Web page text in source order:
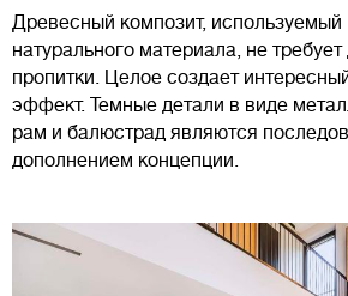
Древесный композит, используемый
натурального материала, не
пропитки. Целое создает
эффект. Темные детали в виде
рам и балюстрад являются
дополнением концепции.